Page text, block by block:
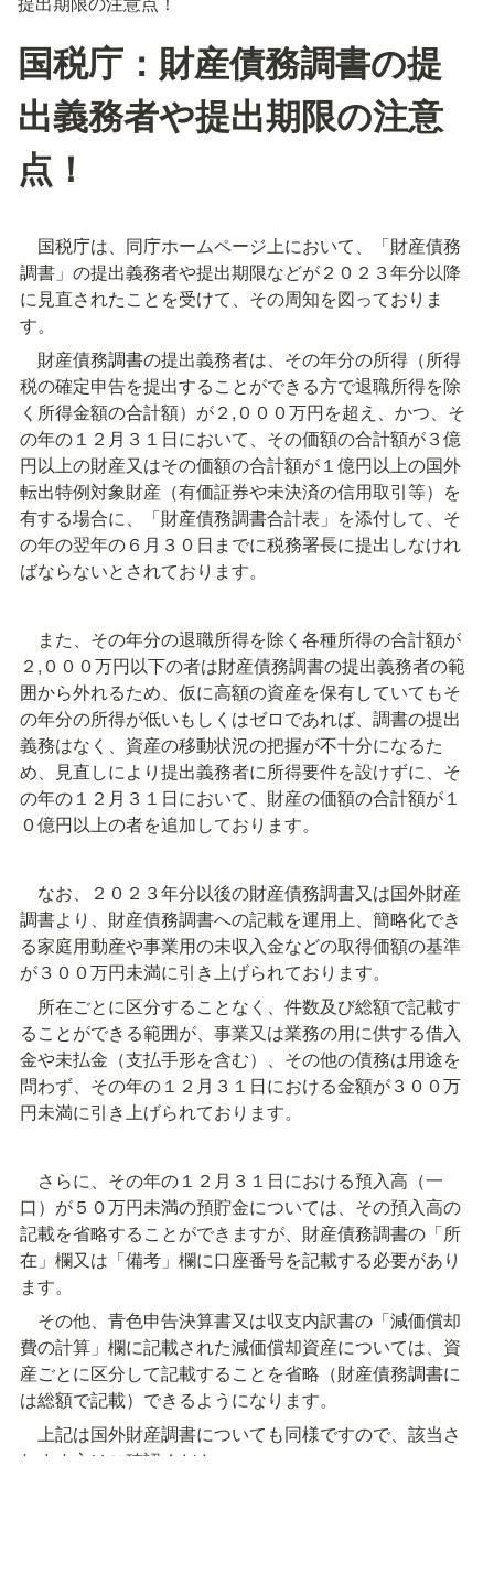
国税庁：財産債務調書の提
出義務者や提出期限の注意
点！
国税庁は、同庁ホームページ上において、「財産債務
調書」の提出義務者や提出期限などが２０２３年分以降
に見直されたことを受けて、その周知を図っておりま
す。
財産債務調書の提出義務者は、その年分の所得（所得
税の確定申告を提出することができる方で退職所得を除
く所得金額の合計額）が２,０００万円を超え、かつ、そ
の年の１２月３１日において、その価額の合計額が３億
円以上の財産又はその価額の合計額が１億円以上の国外
転出特例対象財産（有価証券や未決済の信用取引等）を
有する場合に、「財産債務調書合計表」を添付して、そ
の年の翌年の６月３０日までに税務署長に提出しなけれ
ばならないとされております。
また、その年分の退職所得を除く各種所得の合計額が
２,０００万円以下の者は財産債務調書の提出義務者の範
囲から外れるため、仮に高額の資産を保有していてもそ
の年分の所得が低いもしくはゼロであれば、調書の提出
義務はなく、資産の移動状況の把握が不十分になるた
め、見直しにより提出義務者に所得要件を設けずに、そ
の年の１２月３１日において、財産の価額の合計額が１
０億円以上の者を追加しております。
なお、２０２３年分以後の財産債務調書又は国外財産
調書より、財産債務調書への記載を運用上、簡略化でき
る家庭用動産や事業用の未収入金などの取得価額の基準
が３００万円未満に引き上げられております。
所在ごとに区分することなく、件数及び総額で記載す
ることができる範囲が、事業又は業務の用に供する借入
金や未払金（支払手形を含む）、その他の債務は用途を
問わず、その年の１２月３１日における金額が３００万
円未満に引き上げられております。
さらに、その年の１２月３１日における預入高（一
口）が５０万円未満の預貯金については、その預入高の
記載を省略することができますが、財産債務調書の「所
在」欄又は「備考」欄に口座番号を記載する必要があり
ます。
その他、青色申告決算書又は収支内訳書の「減価償却
費の計算」欄に記載された減価償却資産については、資
産ごとに区分して記載することを省略（財産債務調書に
は総額で記載）できるようになります。
上記は国外財産調書についても同様ですので、該当さ
れます方はご確認ください。